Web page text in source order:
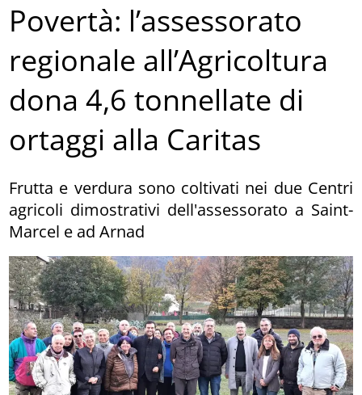
Povertà: l’assessorato
regionale all’Agricoltura
dona 4,6 tonnellate di
ortaggi alla Caritas
Frutta e verdura sono coltivati nei due Centri
agricoli dimostrativi dell'assessorato a Saint-
Marcel e ad Arnad